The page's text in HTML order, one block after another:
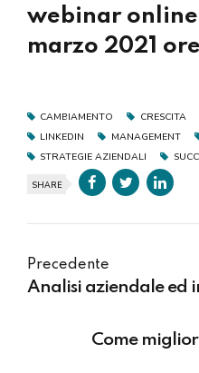
webinar
marzo 2021
CAMBIAMENTO CRESCITA
LINKEDIN
MANAGEMENT
STRATEGIE AZIENDALI
SHARE
Precedente
Analisi aziendale ed
Come